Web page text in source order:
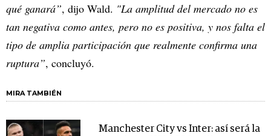
qué ganará”, dijo Wald. "La amplitud del mercado no es
tan negativa como antes, pero no es positiva, y nos falta el
tipo de amplia participación que realmente confirma una
ruptura”, concluyó.
MIRA TAMBIÉN
Manchester City vs Inter: así será la